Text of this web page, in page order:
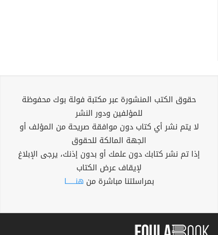
حقوق الكتب المنشورة عبر مكتبة فولة بوك محفوظة
للمؤلفين ودور النشر
لا يتم نشر أي كتاب دون موافقة صريحة من المؤلف أو
الجهة المالكة للحقوق
إذا تم نشر كتابك دون علمك أو بدون إذنك، يرجى الإبلاغ
لإيقاف عرض الكتاب
بمراسلتنا مباشرة من هنــــــا